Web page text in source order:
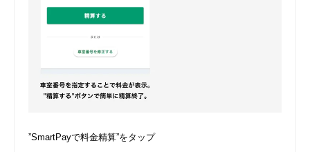
”SmartPayで料金精算”をタップ